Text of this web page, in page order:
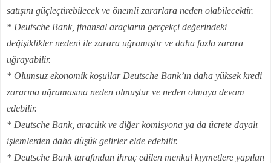
satışını güçleçtirebilecek ve önemli zararlara neden olabilecektir.
* Deutsche Bank, finansal araçların gerçekçi değerindeki
değişiklikler nedeni ile zarara uğramıştır ve daha fazla zarara
uğrayabilir.
* Olumsuz ekonomik koşullar Deutsche Bank’ın daha yüksek kredi
zararına uğramasına neden olmuştur ve neden olmaya devam
edebilir.
* Deutsche Bank, aracılık ve diğer komisyona ya da ücrete dayalı
işlemlerden daha düşük gelirler elde edebilir.
* Deutsche Bank tarafından ihraç edilen menkul kıymetlere yapılan